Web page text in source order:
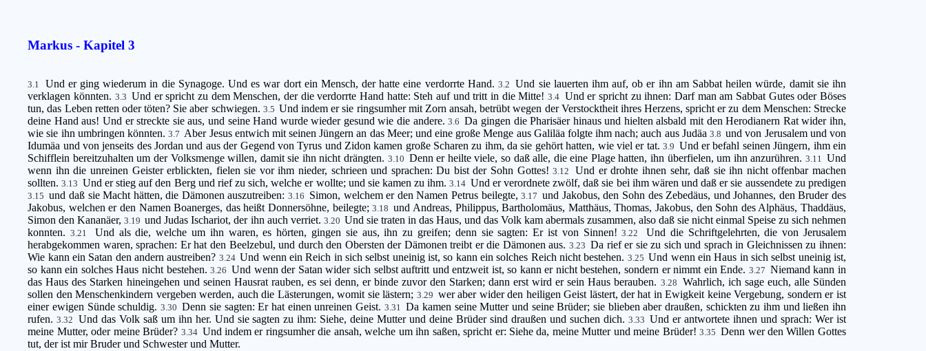
Markus - Kapitel 3
3.1 Und er ging wiederum in die Synagoge. Und es war dort ein Mensch, der hatte eine verdorrte Hand. 3.2
Und sie lauerten ihm auf, ob er ihn am Sabbat heilen würde, damit sie ihn
verklagen könnten. 3.3 Und er spricht zu dem Menschen, der die verdorrte Hand hatte: Steh auf und tritt in die Mitte!3.4 Und er spricht zu ihnen: Darf man am Sabbat Gutes oder Böses
tun, das Leben retten oder töten? Sie aber schwiegen. 3.5 Und indem er sie ringsumher mit Zorn ansah, betrübt wegen der Verstocktheit ihres Herzens, spricht er zu dem Menschen: Strecke
deine Hand aus! Und er streckte sie aus, und seine Hand wurde wieder gesund wie die andere.3.6 Da gingen die Pharisäer hinaus und hielten alsbald mit den Herodianern Rat wider ihn,
wie sie ihn umbringen könnten.3.7 Aber Jesus entwich mit seinen Jüngern an das Meer; und eine große Menge aus Galiläa folgte ihm nach; auch aus Judäa 3.8 und von Jerusalem und von
Idumäa und von jenseits des Jordan und aus der Gegend von Tyrus und Zidon kamen große Scharen zu ihm, da sie gehört hatten, wie viel er tat.3.9 Und er befahl seinen Jüngern, ihm ein
Schifflein bereitzuhalten um der Volksmenge willen, damit sie ihn nicht drängten. 3.10 Denn er heilte viele, so daß alle, die eine Plage hatten, ihn überfielen, um ihn anzurühren. 3.11 Und
wenn ihn die unreinen Geister erblickten, fielen sie vor ihm nieder, schrieen und sprachen: Du bist der Sohn Gottes!3.12
Und er drohte ihnen sehr, daß sie ihn nicht offenbar machen
sollten.3.13 Und er stieg auf den Berg und rief zu sich, welche er wollte; und sie kamen zu ihm.3.14 Und er verordnete zwölf, daß sie bei ihm wären und daß er sie aussendete zu predigen
3.15 und daß sie Macht hätten, die Dämonen auszutreiben:3.16 Simon, welchem er den Namen Petrus beilegte,3.17 und Jakobus, den Sohn des Zebedäus, und Johannes, den Bruder des
Jakobus, welchen er den Namen Boanerges, das heißt Donnersöhne, beilegte;3.18 und Andreas, Philippus, Bartholomäus, Matthäus, Thomas, Jakobus, den Sohn des Alphäus, Thaddäus,
Simon den Kananäer,3.19 und Judas Ischariot, der ihn auch verriet. 3.20 Und sie traten in das Haus, und das Volk kam abermals zusammen, also daß sie nicht einmal Speise zu sich nehmen
konnten.3.21 Und als die, welche um ihn waren, es hörten, gingen sie aus, ihn zu greifen; denn sie sagten: Er ist von Sinnen!3.22
Und die Schriftgelehrten, die von Jerusalem
herabgekommen waren, sprachen: Er hat den Beelzebul, und durch den Obersten der Dämonen treibt er die Dämonen aus. 3.23 Da rief er sie zu sich und sprach in Gleichnissen zu ihnen:
Wie kann ein Satan den andern austreiben? 3.24 Und wenn ein Reich in sich selbst uneinig ist, so kann ein solches Reich nicht bestehen. 3.25 Und wenn ein Haus in sich selbst uneinig ist,
so kann ein solches Haus nicht bestehen.3.26 Und wenn der Satan wider sich selbst auftritt und entzweit ist, so kann er nicht bestehen, sondern er nimmt ein Ende. 3.27 Niemand kann in
das Haus des Starken hineingehen und seinen Hausrat rauben, es sei denn, er binde zuvor den Starken; dann erst wird er sein Haus berauben. 3.28 Wahrlich, ich sage euch, alle Sünden
sollen den Menschenkindern vergeben werden, auch die Lästerungen, womit sie lästern; 3.29 wer aber wider den heiligen Geist lästert, der hat in Ewigkeit keine Vergebung, sondern er ist
einer ewigen Sünde schuldig.3.30 Denn sie sagten: Er hat einen unreinen Geist. 3.31 Da kamen seine Mutter und seine Brüder; sie blieben aber draußen, schickten zu ihm und ließen ihn
rufen.3.32 Und das Volk saß um ihn her. Und sie sagten zu ihm: Siehe, deine Mutter und deine Brüder sind draußen und suchen dich. 3.33 Und er antwortete ihnen und sprach: Wer ist
meine Mutter, oder meine Brüder? 3.34 Und indem er ringsumher die ansah, welche um ihn saßen, spricht er: Siehe da, meine Mutter und meine Brüder!3.35 Denn wer den Willen Gottes
tut, der ist mir Bruder und Schwester und Mutter.